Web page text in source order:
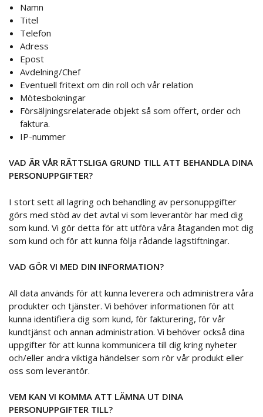
Namn
Titel
Telefon
Adress
Epost
Avdelning/Chef
Eventuell fritext om din roll och vår relation
Mötesbokningar
Försäljningsrelaterade objekt så som offert, order och
faktura.
IP-nummer
VAD ÄR VÅR RÄTTSLIGA GRUND TILL ATT BEHANDLA DINA
PERSONUPPGIFTER?
I stort sett all lagring och behandling av personuppgifter
görs med stöd av det avtal vi som leverantör har med dig
som kund. Vi gör detta för att utföra våra åtaganden mot dig
som kund och för att kunna följa rådande lagstiftningar.
VAD GÖR VI MED DIN INFORMATION?
All data används för att kunna leverera och administrera våra
produkter och tjänster. Vi behöver informationen för att
kunna identifiera dig som kund, för fakturering, för vår
kundtjänst och annan administration. Vi behöver också dina
uppgifter för att kunna kommunicera till dig kring nyheter
och/eller andra viktiga händelser som rör vår produkt eller
oss som leverantör.
VEM KAN VI KOMMA ATT LÄMNA UT DINA
PERSONUPPGIFTER TILL?